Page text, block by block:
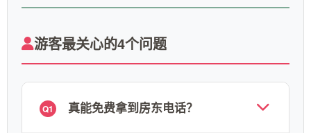
游客最关心的4个问题
Q1 真能免费拿到房东电话？